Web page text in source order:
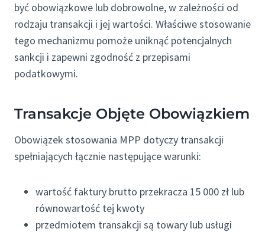
być obowiązkowe lub dobrowolne, w zależności od
rodzaju transakcji i jej wartości. Właściwe stosowanie
tego mechanizmu pomoże uniknąć potencjalnych
sankcji i zapewni zgodność z przepisami
podatkowymi.
Transakcje Objęte Obowiązkiem
Obowiązek stosowania MPP dotyczy transakcji
spełniających łącznie następujące warunki:
wartość faktury brutto przekracza 15 000 zł lub
równowartość tej kwoty
przedmiotem transakcji są towary lub usługi